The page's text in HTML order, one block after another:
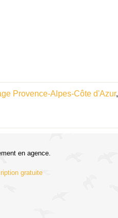
Provence-Alpes-Côte d'Azur,
en agence.
gratuite